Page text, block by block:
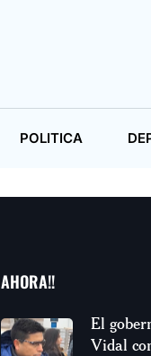
POLITICA
AHORA!!
El
Vidal